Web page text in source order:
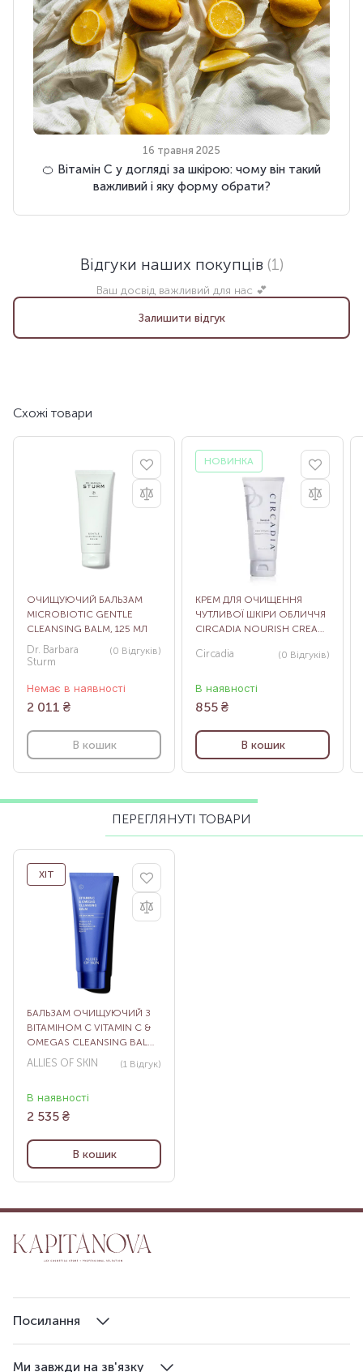
16 травня 2025
🍊 Вітамін С у догляді за шкірою: чому він такий
важливий і яку форму обрати?
Відгуки наших покупців (1)
Ваш досвід важливий для нас 💕
Залишити відгук
Схожі товари
ОЧИЩУЮЧИЙ БАЛЬЗАМ
MICROBIOTIC GENTLE
CLEANSING BALM, 125 МЛ
Dr. Barbara
Sturm
(0 Відгуків)
Немає в наявності
2 011 ₴
В кошик
НОВИНКА
КРЕМ ДЛЯ ОЧИЩЕННЯ
ЧУТЛИВОЇ ШКІРИ ОБЛИЧЧЯ
CIRCADIA NOURISH CREAM
Circadia (0 Відгуків)
В наявності
855 ₴
В кошик
ПЕРЕГЛЯНУТІ ТОВАРИ
ХІТ
БАЛЬЗАМ ОЧИЩУЮЧИЙ З
ВІТАМІНОМ С VITAMIN C &
OMEGAS CLEANSING BALM,
100 МЛ
ALLIES OF SKIN (1 Відгук)
В наявності
2 535 ₴
В кошик
Ми завжди на зв'язку
Посилання